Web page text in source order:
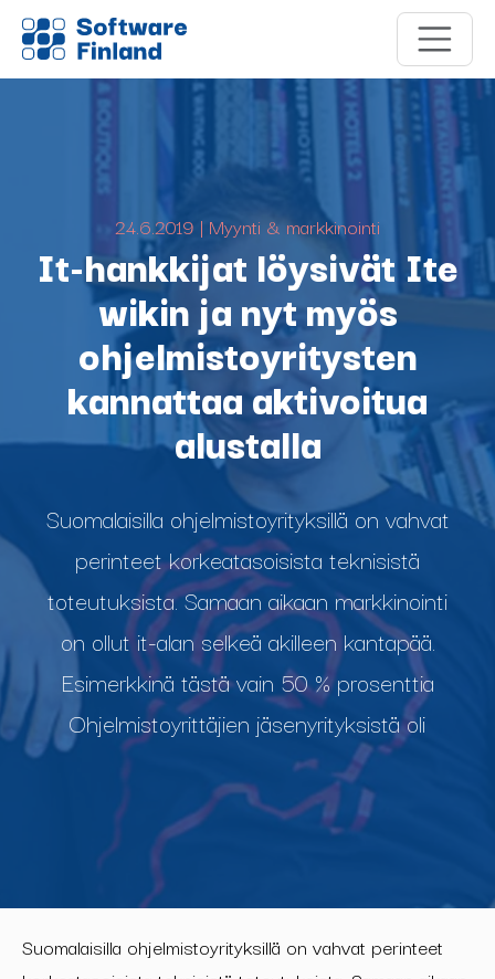
24.6.2019 | Myynti & markkinointi
It-hankkijat löysivät Ite
wikin ja nyt myös
ohjelmistoyritysten
kannattaa aktivoitua
alustalla
Suomalaisilla ohjelmistoyrityksillä on vahvat
perinteet korkeatasoisista teknisistä
toteutuksista. Samaan aikaan markkinointi
on ollut it-alan selkeä akilleen kantapää.
Esimerkkinä tästä vain 50 % prosenttia
Ohjelmistoyrittäjien jäsenyrityksistä oli
Suomalaisilla ohjelmistoyrityksillä on vahvat perinteet